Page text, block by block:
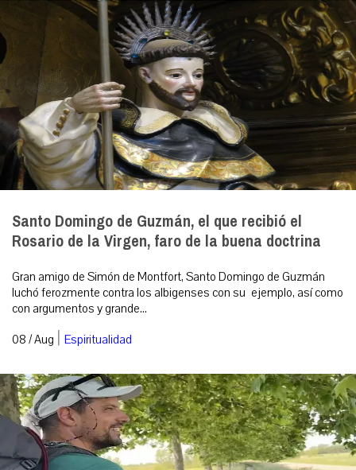
Santo Domingo de Guzmán, el que recibió el
Rosario de la Virgen, faro de la buena doctrina
Gran amigo de Simón de Montfort, Santo Domingo de Guzmán
luchó ferozmente contra los albigenses con su ejemplo, así como
con argumentos y grande...
08 / Aug | Espiritualidad